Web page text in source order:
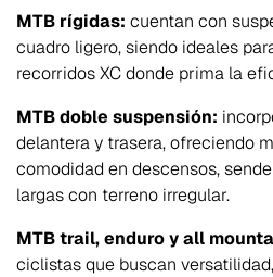
MTB rígidas: cuentan con
cuadro ligero, siendo ideales
recorridos XC donde prima la
MTB doble suspensión:
delantera y trasera, ofreciendo
comodidad en descensos,
largas con terreno irregular.
MTB trail, enduro y all
ciclistas que buscan